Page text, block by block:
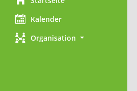
Kalender
Organisation